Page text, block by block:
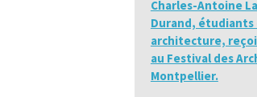
Charles-Antoine
Durand,
architecture,
au Festival des
Montpellier.